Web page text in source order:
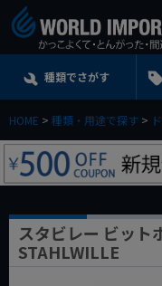
種類でさがす
HOME 種類・用途で探す
スタビレー ビッ
STAHLWILLE